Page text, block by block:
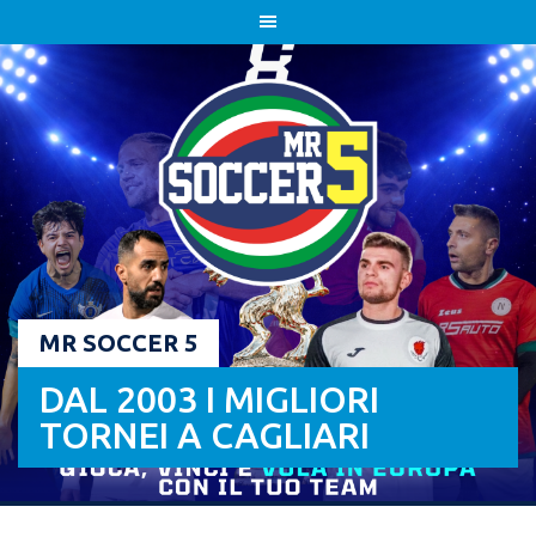
to
content
MR SOCCER 5
DAL 2003 I MIGLIORI
TORNEI A CAGLIARI